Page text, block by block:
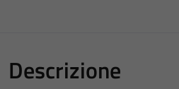
Descrizione